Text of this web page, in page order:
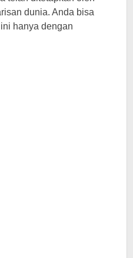
dunia. Anda bisa
hanya dengan